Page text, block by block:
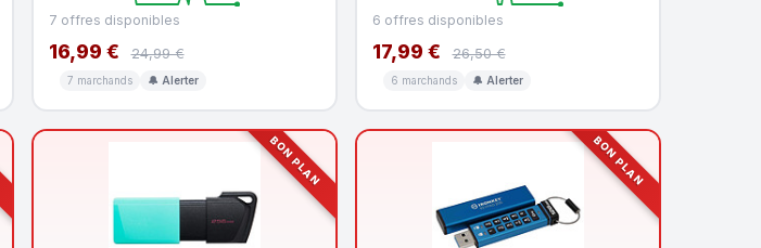
7 offres disponibles
16,99 € 24,99 €
7 marchands 🔔 Alerter
6 offres disponibles
17,99 € 26,50 €
6 marchands 🔔 Alerter
BON PLAN BON PLAN